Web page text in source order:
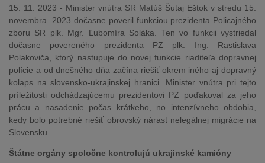
15. 11. 2023 - Minister vnútra SR Matúš Šutaj Eštok v stredu 15.
novembra 2023 dočasne poveril funkciou prezidenta Policajného
zboru SR plk. Mgr. Ľubomíra Soláka. Ten vo funkcii vystriedal
dočasne povereného prezidenta PZ plk. Ing. Rastislava
Polakoviča, ktorý nastupuje do novej funkcie riaditeľa dopravnej
polície a od dnešného dňa začína riešiť okrem iného aj dopravný
kolaps na slovensko-ukrajinskej hranici. Minister vnútra pri tejto
príležitosti odchádzajúcemu prezidentovi PZ poďakoval za jeho
prácu a nasadenie počas krátkeho, no intenzívneho obdobia,
kedy bolo potrebné riešiť obrovský nárast nelegálnej migrácie na
Slovensku.
Štátne orgány spoločne kontrolujú ukrajinské kamióny